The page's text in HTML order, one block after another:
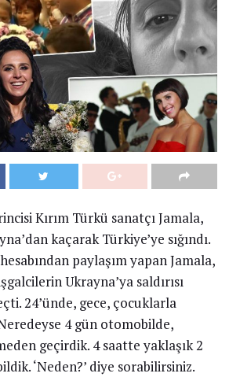
Kırım Türkü sanatçı Jamala,
kaçarak Türkiye’ye sığındı.
paylaşım yapan Jamala,
Ukrayna’ya saldırısı
24’ünde, gece, çocuklarla
4 gün otomobilde,
geçirdik. 4 saatte yaklaşık 2
‘Neden?’ diye sorabilirsiniz.